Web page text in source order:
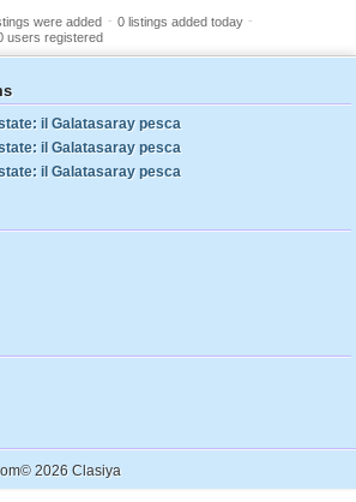
were added - 0 listings added today -
users registered
il Galatasaray pesca
il Galatasaray pesca
il Galatasaray pesca
© 2026 Clasiya